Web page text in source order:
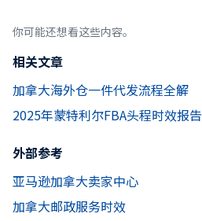
你可能还想看这些内容。
相关文章
加拿大海外仓一件代发流程全解
2025年蒙特利尔FBA头程时效报告
外部参考
亚马逊加拿大卖家中心
加拿大邮政服务时效